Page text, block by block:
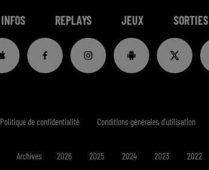
INFOS REPLAYS JEUX SORTIES
Politique de confidentialité Conditions générales d'utilisation
Archives 2026 2025 2024 2023 2022